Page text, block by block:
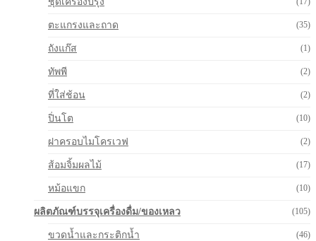
ตะแกรงและถาด (35)
ถังแก๊ส (1)
ทัพพี (2)
ที่ใส่ช้อน (2)
ปิ่นโต (10)
ฝาครอบไมโครเวฟ (2)
ส้อมจิ้มผลไม้ (17)
หม้อแขก (10)
ผลิตภัณฑ์บรรจุเครื่องดื่ม/ของเหลว (105)
ขวดน้ำและกระติกน้ำ (46)